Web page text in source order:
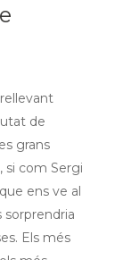
de
grans
si com Sergi
ens ve al
Els més